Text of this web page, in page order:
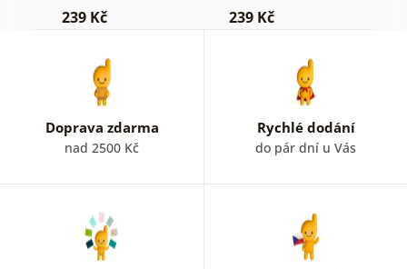
239 Kč 239 Kč
Doprava zdarma
nad 2500 Kč
Rychlé dodání
do pár dní u Vás